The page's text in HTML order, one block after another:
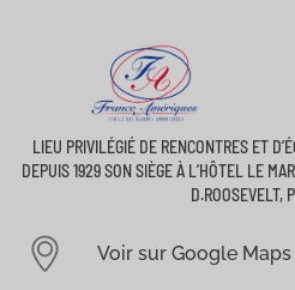
LIEU PRIVILÉGIÉ DE RENCONTRES ET
DEPUIS 1929 SON SIÈGE À L’HÔTEL LE
D.ROOSEVELT,
Voir sur Google Maps